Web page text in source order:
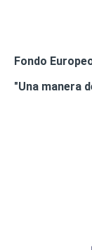
Fondo
"Una manera